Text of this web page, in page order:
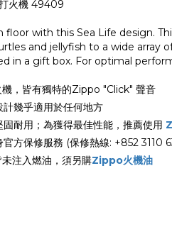
火機 49409
with this Sea Life design.
and jellyfish to a wide array
in a gift box. For optimal
，皆有獨特的Zippo "Click" 聲音
幾乎適用於任何地方
耐用；為獲得最佳性能，推薦使用
官方保修服務 (保修熱線: +852 3110
注入燃油，須另購Zippo火機油